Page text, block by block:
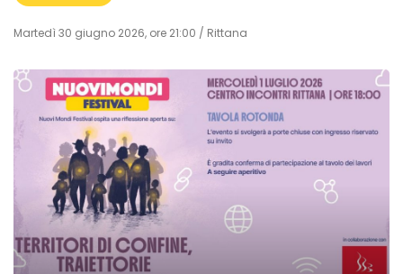
Martedì 30 giugno 2026, ore 21:00 / Rittana